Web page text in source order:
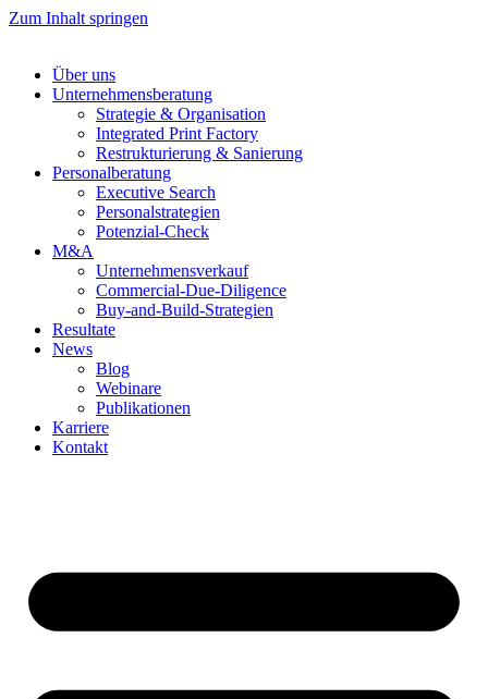
Zum Inhalt springen
Über uns
Unternehmensberatung
Strategie & Organisation
Integrated Print Factory
Restrukturierung & Sanierung
Personalberatung
Executive Search
Personalstrategien
Potenzial-Check
M&A
Unternehmensverkauf
Commercial-Due-Diligence
Buy-and-Build-Strategien
Resultate
News
Blog
Webinare
Publikationen
Karriere
Kontakt